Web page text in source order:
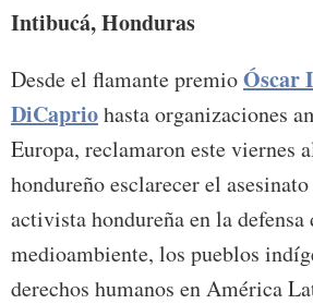
Intibucá, Honduras
Desde el flamante premioÓscar
DiCapriohasta organizaciones
Europa, reclamaron este viernes
hondureño esclarecer el
activista hondureña en la defensa
medioambiente, los pueblos
derechos humanos en América